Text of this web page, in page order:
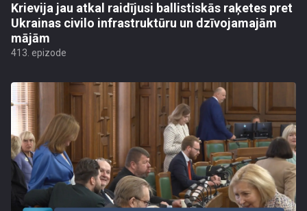
Krievija jau atkal raidījusi ballistiskās raķetes pret
Ukrainas civilo infrastruktūru un dzīvojamajām
mājām
413. epizode